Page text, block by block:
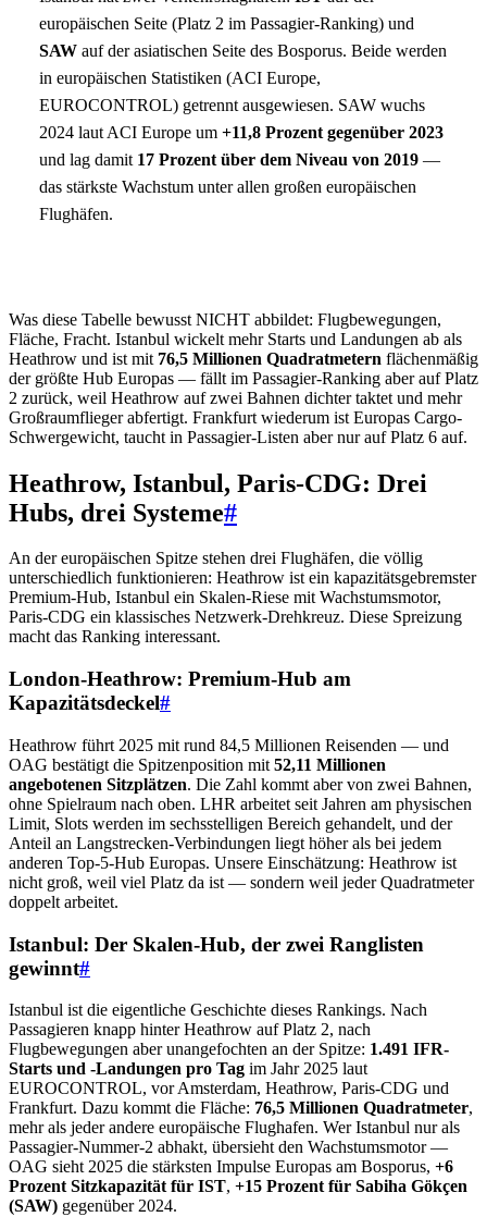
europäischen Seite (Platz 2 im Passagier-Ranking) und
SAW auf der asiatischen Seite des Bosporus. Beide werden
in europäischen Statistiken (ACI Europe,
EUROCONTROL) getrennt ausgewiesen. SAW wuchs
2024 laut ACI Europe um +11,8 Prozent gegenüber 2023
und lag damit 17 Prozent über dem Niveau von 2019 —
das stärkste Wachstum unter allen großen europäischen
Flughäfen.
Was diese Tabelle bewusst NICHT abbildet: Flugbewegungen,
Fläche, Fracht. Istanbul wickelt mehr Starts und Landungen ab als
Heathrow und ist mit 76,5 Millionen Quadratmetern flächenmäßig
der größte Hub Europas — fällt im Passagier-Ranking aber auf Platz
2 zurück, weil Heathrow auf zwei Bahnen dichter taktet und mehr
Großraumflieger abfertigt. Frankfurt wiederum ist Europas Cargo-
Schwergewicht, taucht in Passagier-Listen aber nur auf Platz 6 auf.
Heathrow, Istanbul, Paris-CDG: Drei
Hubs, drei Systeme#
An der europäischen Spitze stehen drei Flughäfen, die völlig
unterschiedlich funktionieren: Heathrow ist ein kapazitätsgebremster
Premium-Hub, Istanbul ein Skalen-Riese mit Wachstumsmotor,
Paris-CDG ein klassisches Netzwerk-Drehkreuz. Diese Spreizung
macht das Ranking interessant.
London-Heathrow: Premium-Hub am
Kapazitätsdeckel#
Heathrow führt 2025 mit rund 84,5 Millionen Reisenden — und
OAG bestätigt die Spitzenposition mit 52,11 Millionen
angebotenen Sitzplätzen. Die Zahl kommt aber von zwei Bahnen,
ohne Spielraum nach oben. LHR arbeitet seit Jahren am physischen
Limit, Slots werden im sechsstelligen Bereich gehandelt, und der
Anteil an Langstrecken-Verbindungen liegt höher als bei jedem
anderen Top-5-Hub Europas. Unsere Einschätzung: Heathrow ist
nicht groß, weil viel Platz da ist — sondern weil jeder Quadratmeter
doppelt arbeitet.
Istanbul: Der Skalen-Hub, der zwei Ranglisten
gewinnt#
Istanbul ist die eigentliche Geschichte dieses Rankings. Nach
Passagieren knapp hinter Heathrow auf Platz 2, nach
Flugbewegungen aber unangefochten an der Spitze: 1.491 IFR-
Starts und -Landungen pro Tag im Jahr 2025 laut
EUROCONTROL, vor Amsterdam, Heathrow, Paris-CDG und
Frankfurt. Dazu kommt die Fläche: 76,5 Millionen Quadratmeter,
mehr als jeder andere europäische Flughafen. Wer Istanbul nur als
Passagier-Nummer-2 abhakt, übersieht den Wachstumsmotor —
OAG sieht 2025 die stärksten Impulse Europas am Bosporus, +6
Prozent Sitzkapazität für IST, +15 Prozent für Sabiha Gökçen
(SAW) gegenüber 2024.